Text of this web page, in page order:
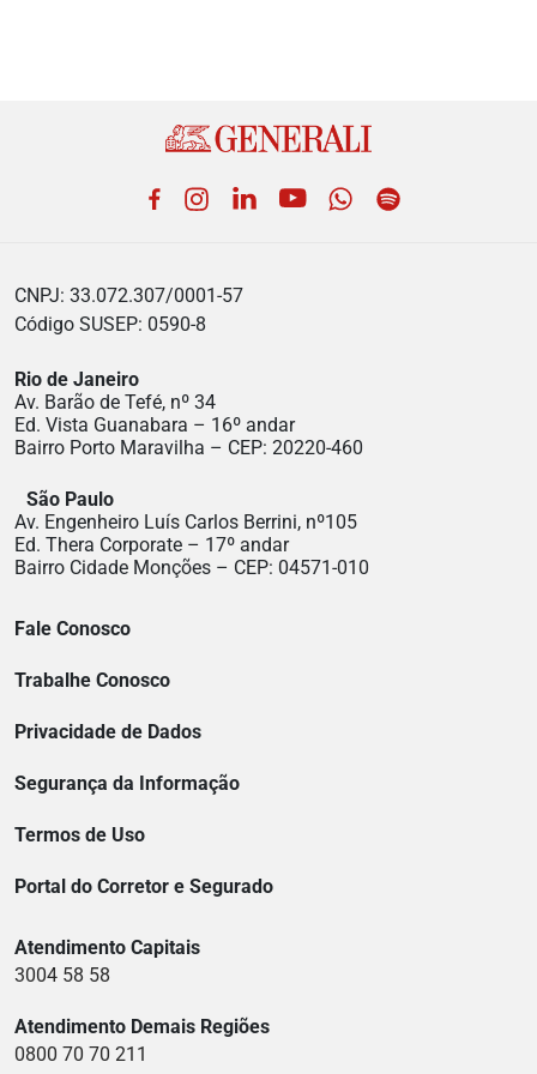
Facebook
Instagram
LinkedIn
YouTubeWhatsApp
CNPJ: 33.072.307/0001-57
Código SUSEP: 0590-8
Rio de Janeiro
Av. Barão de Tefé, nº 34
Ed. Vista Guanabara – 16º andar
Bairro Porto Maravilha – CEP: 20220-460
São Paulo
Av. Engenheiro Luís Carlos Berrini, nº105
Ed. Thera Corporate – 17º andar
Bairro Cidade Monções – CEP: 04571-010
Fale Conosco
Trabalhe Conosco
Privacidade de Dados
Segurança da Informação
Termos de Uso
Portal do Corretor e Segurado
Atendimento Capitais
3004 58 58
Atendimento Demais Regiões
0800 70 70 211